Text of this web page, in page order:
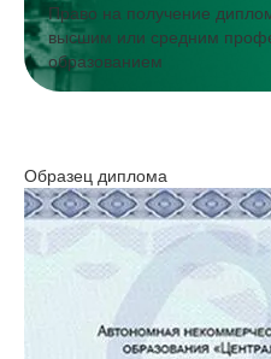
Право на получение
высшим или средним
образованием
Образец диплома